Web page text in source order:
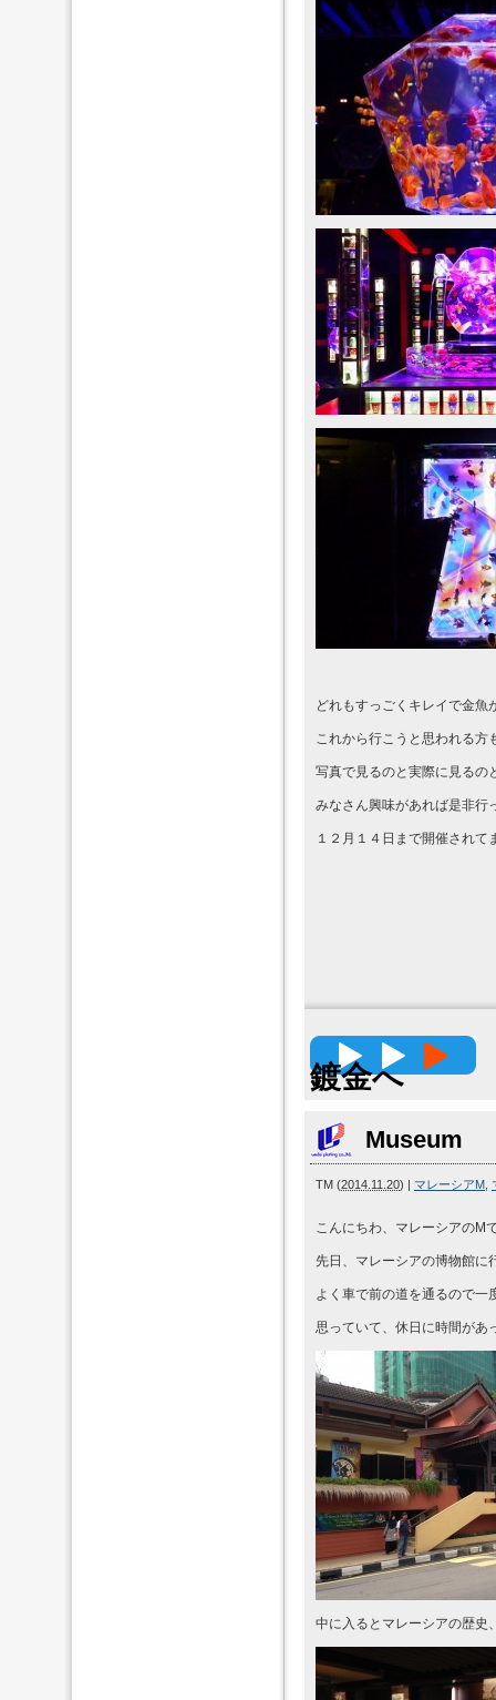
どれもすっごくキレイで金魚
これから行こうと思われる
写真で見るのと実際に見るの
みなさん興味があれば是非行
１２月１４日まで開催されて
高精度
鍍金へ
Museum
TM (2014.11.20) | マレーシアM
こんにちわ、マレーシアのM
先日、マレーシアの博物館に
よく車で前の道を通るので一
思っていて、休日に時間があ
中に入るとマレーシアの歴史